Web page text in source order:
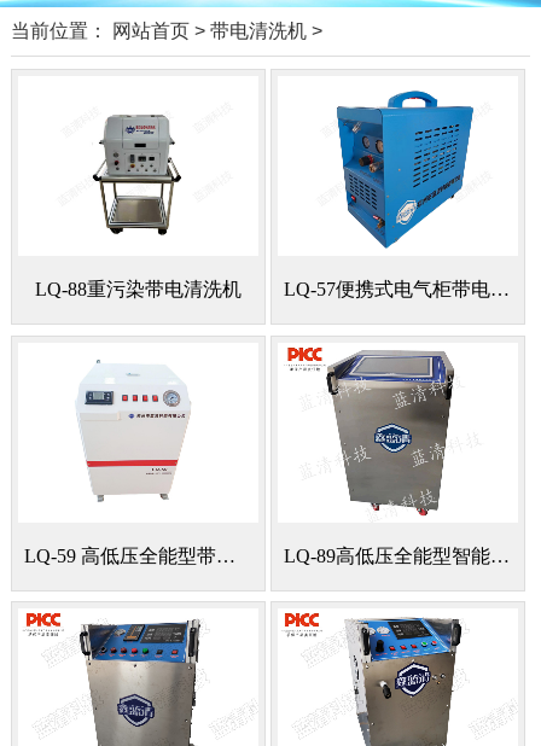
当前位置： 网站首页> 带电清洗机>
LQ-88重污染带电清洗机 LQ-57便携式电气柜带电清洗机
LQ-59 高低压全能型带电清洗机 LQ-89高低压全能型智能带电清洗机